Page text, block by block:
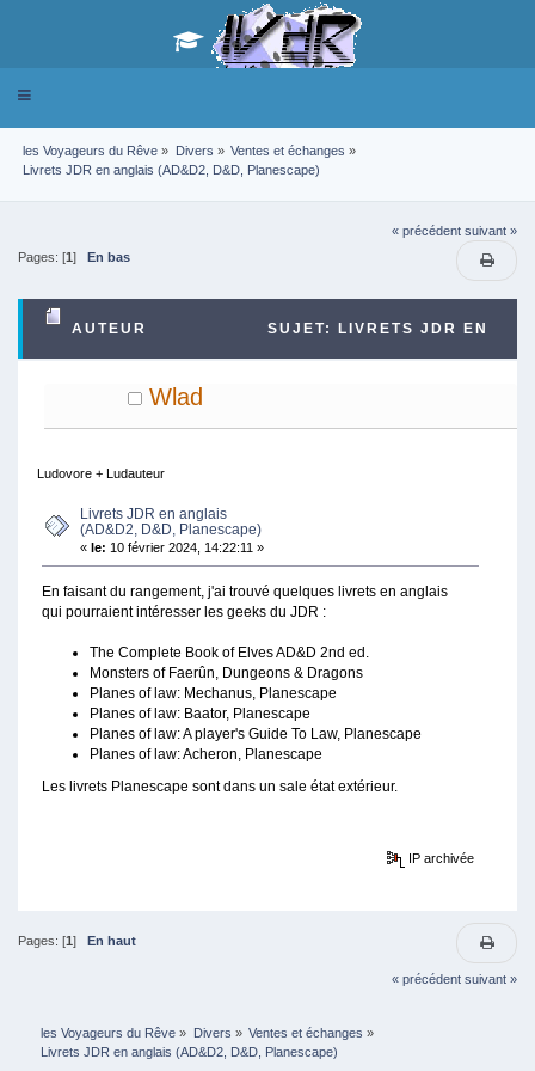
Toggle
les Voyageurs du Rêve » Divers » Ventes et échanges »
Livrets JDR en anglais (AD&D2, D&D, Planescape)
« précédent suivant »
Pages: [1] En bas
AUTEUR SUJET: LIVRETS JDR EN
ANGLAIS (AD&D2, D&D, PLANESCAPE) (LU 45339
Wlad
Ludovore + Ludauteur
Livrets JDR en anglais
(AD&D2, D&D, Planescape)
«le: 10 février 2024, 14:22:11 »
En faisant du rangement, j'ai trouvé quelques livrets en anglais
qui pourraient intéresser les geeks du JDR :
The Complete Book of Elves AD&D 2nd ed.
Monsters of Faerûn, Dungeons & Dragons
Planes of law: Mechanus, Planescape
Planes of law: Baator, Planescape
Planes of law: A player's Guide To Law, Planescape
Planes of law: Acheron, Planescape
Les livrets Planescape sont dans un sale état extérieur.
IP archivée
Pages: [1] En haut
« précédent suivant »
les Voyageurs du Rêve » Divers » Ventes et échanges »
Livrets JDR en anglais (AD&D2, D&D, Planescape)